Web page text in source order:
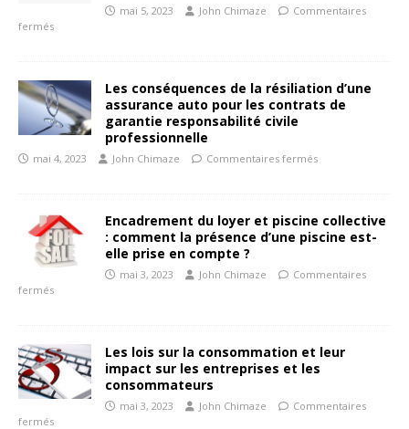
mai 5, 2023 John Chimaze
Commentaires
fermés
Les conséquences de la résiliation d’une
assurance auto pour les contrats de
garantie responsabilité civile
professionnelle
mai 4, 2023 John Chimaze Commentaires fermés
Encadrement du loyer et piscine collective
: comment la présence d’une piscine est-
elle prise en compte ?
mai 3, 2023 John Chimaze
Commentaires
fermés
Les lois sur la consommation et leur
impact sur les entreprises et les
consommateurs
mai 3, 2023 John Chimaze
Commentaires
fermés